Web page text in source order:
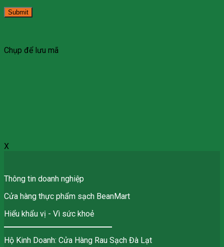
Chụp để lưu mã
X
Thông tin doanh nghiệp
Cửa hàng thực phẩm sạch BeanMart
Hiểu khẩu vị - Vì sức khoẻ
Hộ Kinh Doanh: Cửa Hàng Rau Sạch Đà Lạt